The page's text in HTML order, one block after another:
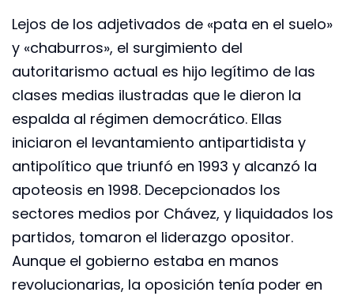
Lejos de los adjetivados de «pata en el suelo»
y «chaburros», el surgimiento del
autoritarismo actual es hijo legítimo de las
clases medias ilustradas que le dieron la
espalda al régimen democrático. Ellas
iniciaron el levantamiento antipartidista y
antipolítico que triunfó en 1993 y alcanzó la
apoteosis en 1998. Decepcionados los
sectores medios por Chávez, y liquidados los
partidos, tomaron el liderazgo opositor.
Aunque el gobierno estaba en manos
revolucionarias, la oposición tenía poder en